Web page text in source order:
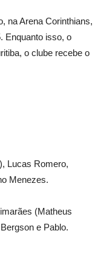
na Arena Corinthians,
Enquanto isso, o
o clube recebe o
Lucas Romero,
Menezes.
(Matheus
e Pablo.